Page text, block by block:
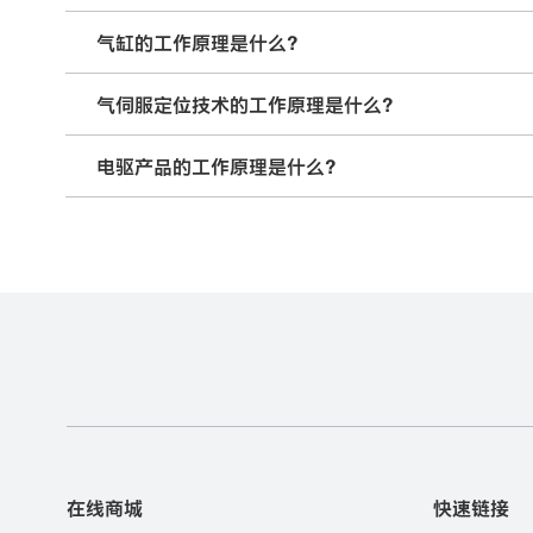
气缸的工作原理是什么？
气伺服定位技术的工作原理是什么？
电驱产品的工作原理是什么？
在线商城 快速链接